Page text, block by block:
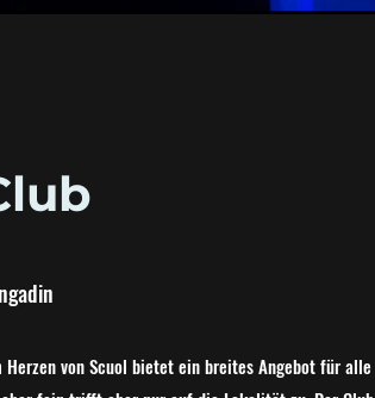
von Scuol bietet ein breites Angebot für alle